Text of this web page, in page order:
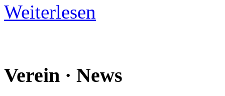
Weiterlesen
Verein · News